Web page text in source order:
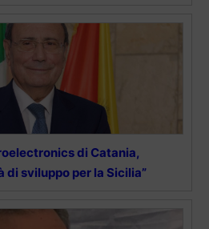
di Catania,
di sviluppo per la Sicilia”